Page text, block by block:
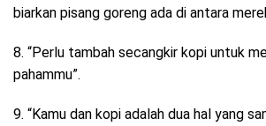
biarkan pisang goreng ada di antara
8. “Perlu tambah secangkir kopi untuk
pahammu”.
9. “Kamu dan kopi adalah dua hal yang